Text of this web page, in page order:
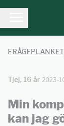
FRÅGEPLANKET
Tjej, 16 år 2023-
Min
kan jag